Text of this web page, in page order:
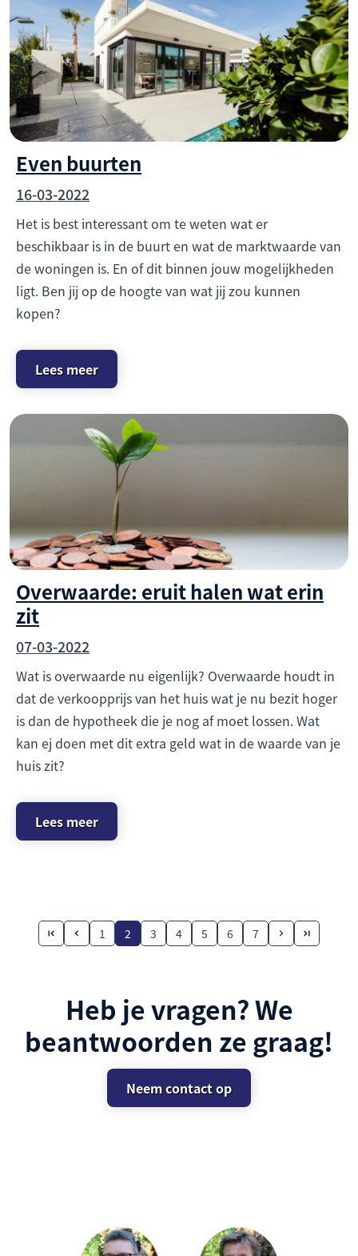
Even buurten
16-03-2022
Het is best interessant om te weten wat er
beschikbaar is in de buurt en wat de marktwaarde van
de woningen is. En of dit binnen jouw mogelijkheden
ligt. Ben jij op de hoogte van wat jij zou kunnen
kopen?
Lees meer
Overwaarde: eruit halen wat erin
zit
07-03-2022
Wat is overwaarde nu eigenlijk? Overwaarde houdt in
dat de verkoopprijs van het huis wat je nu bezit hoger
is dan de hypotheek die je nog af moet lossen. Wat
kan ej doen met dit extra geld wat in de waarde van je
huis zit?
Lees meer
1 2 3 4 5 6 7
Heb je vragen? We
beantwoorden ze graag!
Neem contact op